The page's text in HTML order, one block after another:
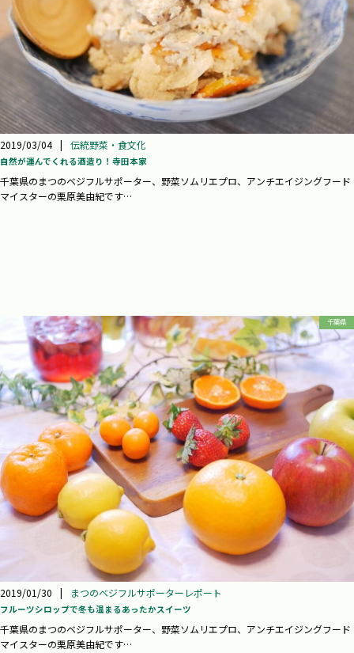
2019/03/04 | 伝統野菜・食文化
自然が運んでくれる酒造り！寺田本家
千葉県のまつのベジフルサポーター、野菜ソムリエプロ、アンチエイジングフード
マイスターの栗原美由紀です…
千葉県
2019/01/30 | まつのベジフルサポーターレポート
フルーツシロップで冬も温まるあったかスイーツ
千葉県のまつのベジフルサポーター、野菜ソムリエプロ、アンチエイジングフード
マイスターの栗原美由紀です…